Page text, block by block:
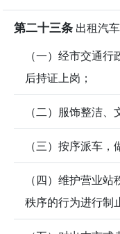
第二十三条 出租汽
（一）经市交通
后持证上岗；
（二）服饰整洁、
（三）按序派车，
（四）维护营业
秩序的行为进行制